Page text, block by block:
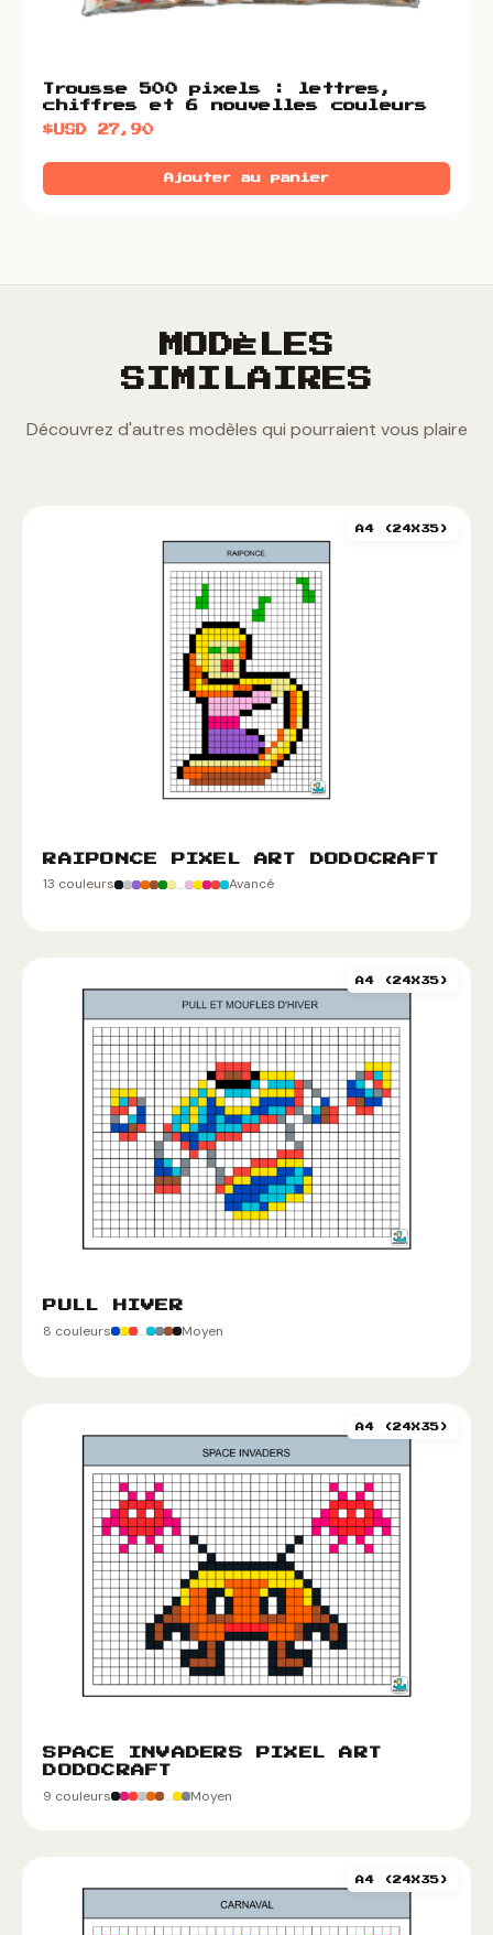
Trousse 500 pixels : lettres,
chiffres et 6 nouvelles couleurs
$USD27,90
Ajouter au panier
MODÈLES
SIMILAIRES
Découvrez d'autres modèles qui pourraient vous plaire
A4 (24X35)
RAIPONCE PIXEL ART DODOCRAFT
13 couleurs Avancé
A4 (24X35)
PULL HIVER
8 couleurs Moyen
A4 (24X35)
SPACE INVADERS PIXEL ART
DODOCRAFT
9 couleurs Moyen
A4 (24X35)